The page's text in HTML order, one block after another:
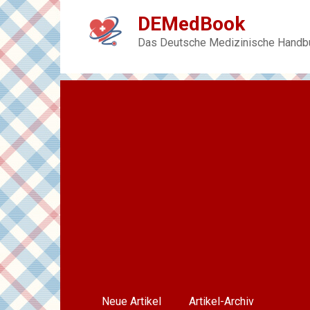
Skip
to
content
DEMedBook
Das Deutsche Medizinische
Neue Artikel Artikel-Archiv